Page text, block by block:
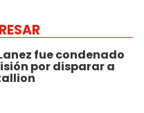
fue condenado
por disparar a